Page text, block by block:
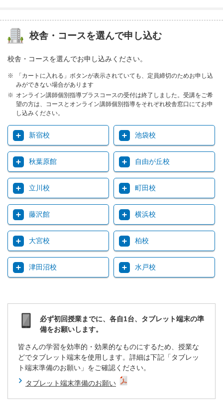
校舎・コースを選んで申し込む
校舎・コースを選んでお申し込みください。
「カートに入れる」ボタンが表示されていても、定員締切のためお申し込
みができない場合があります
オンライン講師個別指導プラスコースの受付は終了しました。受講をご希
望の方は、コースとオンライン講師個別指導をそれぞれ校舎窓口にてお申
し込みください。
新宿校 池袋校
秋葉原館 自由が丘校
立川校 町田校
藤沢館 横浜校
大宮校 柏校
津田沼校 水戸校
必ず初回授業までに、各自1台、タブレット端末の準
備をお願いします。
皆さんの学習を効率的・効果的なものにするため、授業な
どでタブレット端末を使用します。詳細は下記「タブレッ
ト端末準備のお願い」をご確認ください。
タブレット端末準備のお願い